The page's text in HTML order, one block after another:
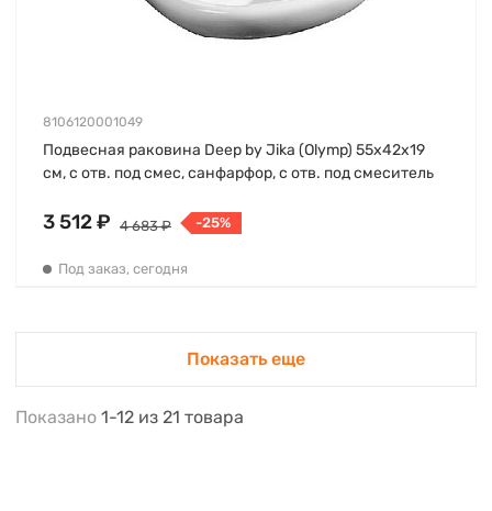
8106120001049
Подвесная раковина Deep by Jika (Olymp) 55х42х19
см, с отв. под смес, санфарфор, с отв. под смеситель
3 512 ₽ 4 683 ₽ -25%
Под заказ, сегодня
Показать еще
Показано 1-12 из 21 товара